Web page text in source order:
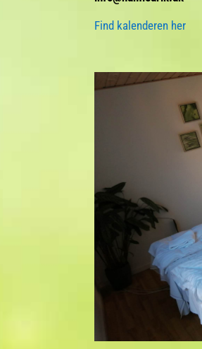
Find kalenderen her